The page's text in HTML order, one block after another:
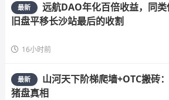
最新
远航DAO年化百倍收益，同类
旧盘平移长沙站最后的收割
16小时前
最新
山河天下阶梯爬墙+OTC搬砖
猪盘真相